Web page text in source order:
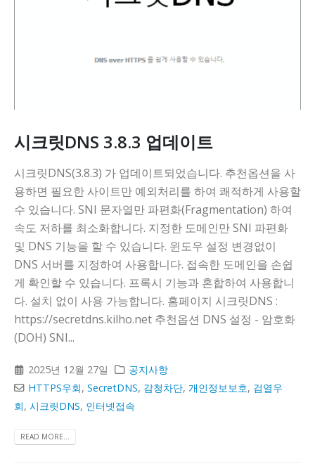
시크릿DNS 3.8.3 업데이트
시크릿DNS(3.8.3) 가 업데이트되었습니다. 추천옵션을 사
용하면 필요한 사이트만 예외처리를 하여 쾌적하게 사용할
수 있습니다. SNI 문자열만 파편화(Fragmentation) 하여
속도 저하를 최소화합니다. 지정한 도메인만 SNI 파편화
및 DNS 기능을 할 수 있습니다. 윈도우 설정 변경없이
DNS 서버를 지정하여 사용합니다. 접속한 도메인을 손쉽
게 확인할 수 있습니다. 프록시 기능과 혼합하여 사용합니
다. 설치 없이 사용 가능합니다. 홈페이지 시크릿DNS :
https://secretdns.kilho.net 추천옵션 DNS 설정 - 암호화
(DOH) SNI...
2025년 12월 27일
공지사항
HTTPS우회,SecretDNS, 감청차단,개인정보보호, 검열우
회, 시크릿DNS, 인터넷접속
READ MORE...